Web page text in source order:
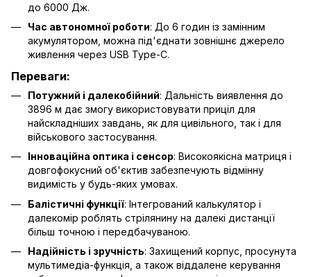
до 6000 Дж.
Час автономної роботи: До 6 годин із замінним
акумулятором, можна під'єднати зовнішнє джерело
живлення через USB Type-C.
Переваги:
Потужний і далекобійний: Дальність виявлення до
3896 м дає змогу використовувати приціл для
найскладніших завдань, як для цивільного, так і для
військового застосування.
Інноваційна оптика і сенсор: Високоякісна матриця і
довгофокусний об'єктив забезпечують відмінну
видимість у будь-яких умовах.
Балістичні функції: Інтегрований калькулятор і
далекомір роблять стрілянину на далекі дистанції
більш точною і передбачуваною.
Надійність і зручність: Захищений корпус, просунута
мультимедіа-функція, а також віддалене керування